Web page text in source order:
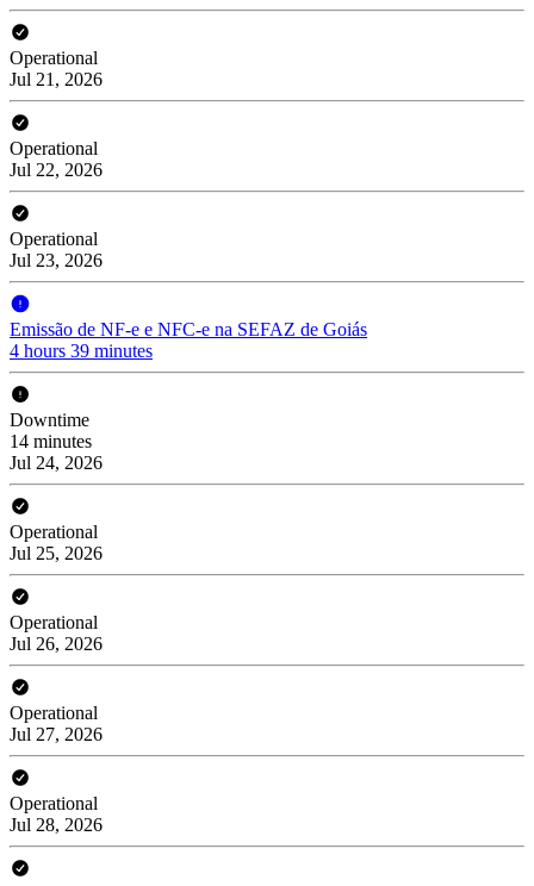
Operational
Jul 21, 2026
Operational
Jul 22, 2026
Operational
Jul 23, 2026
Emissão de NF-e e NFC-e na SEFAZ de Goiás
4 hours 39 minutes
Downtime
14 minutes
Jul 24, 2026
Operational
Jul 25, 2026
Operational
Jul 26, 2026
Operational
Jul 27, 2026
Operational
Jul 28, 2026